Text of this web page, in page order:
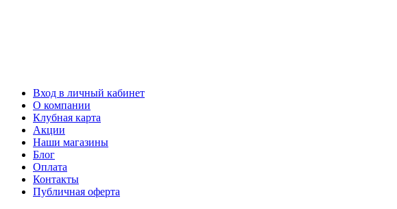
Вход в личный кабинет
О компании
Клубная карта
Акции
Наши магазины
Блог
Оплата
Контакты
Публичная оферта